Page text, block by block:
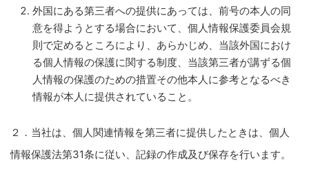
外国にある第三者への提供にあっては、前号の本人の同
意を得ようとする場合において、個人情報保護委員会規
則で定めるところにより、あらかじめ、当該外国におけ
る個人情報の保護に関する制度、当該第三者が講ずる個
人情報の保護のための措置その他本人に参考となるべき
情報が本人に提供されていること。
２．当社は、個人関連情報を第三者に提供したときは、個人
情報保護法第31条に従い、記録の作成及び保存を行います。